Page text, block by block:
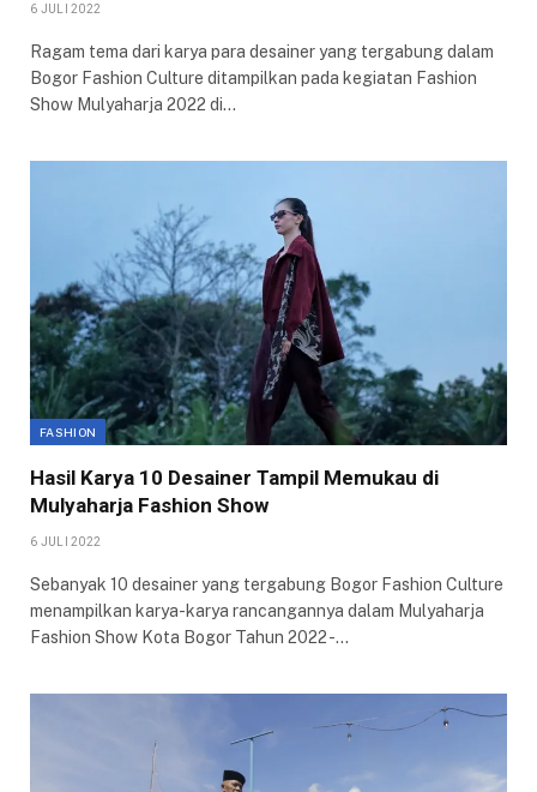
6 JULI 2022
Ragam tema dari karya para desainer yang tergabung dalam
Bogor Fashion Culture ditampilkan pada kegiatan Fashion
Show Mulyaharja 2022 di…
FASHION
Hasil Karya 10 Desainer Tampil Memukau di
Mulyaharja Fashion Show
6 JULI 2022
Sebanyak 10 desainer yang tergabung Bogor Fashion Culture
menampilkan karya-karya rancangannya dalam Mulyaharja
Fashion Show Kota Bogor Tahun 2022 -…